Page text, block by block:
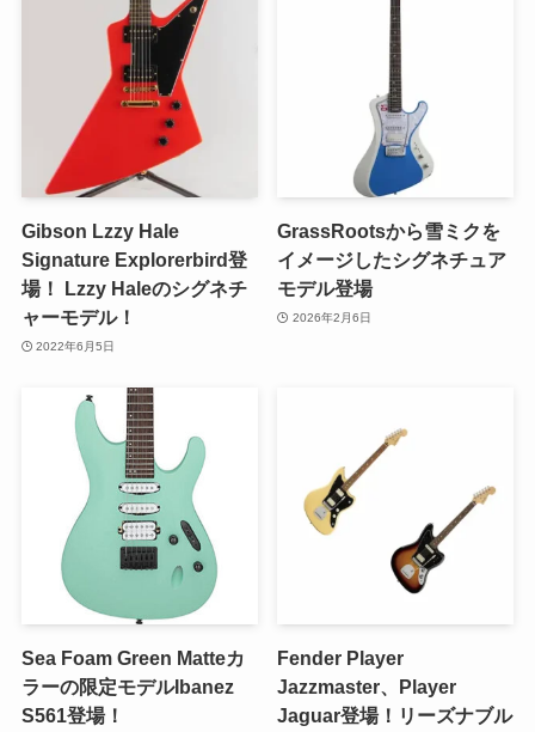
Gibson Lzzy Hale
Signature Explorerbird登
場！ Lzzy Haleのシグネチ
ャーモデル！
2022年6月5日
GrassRootsから雪ミクを
イメージしたシグネチュア
モデル登場
2026年2月6日
Sea Foam Green Matteカ
ラーの限定モデルIbanez
S561登場！
Fender Player
Jazzmaster、Player
Jaguar登場！リーズナブル